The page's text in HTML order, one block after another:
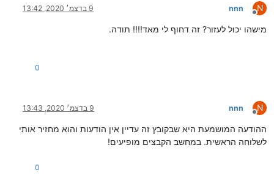
N
מנותק
nnn 9 בדצמ׳ 2020, 13:42
מישהו יכול לעזור? זה דחוף לי מאד!!!! תודה.
0
N
מנותק
nnn 9 בדצמ׳ 2020, 13:43
ההודעה המושמעת היא שבקובץ זה עדיין אין הודעות והוא מחזיר אותי
לשלוחה הראשית. במחשב הקבצים מופיעים!
0